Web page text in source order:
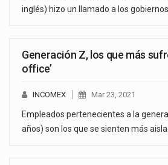
inglés) hizo un llamado a los
Generación Z, los que más
office’
INCOMEX Mar 23, 2021
Empleados pertenecientes a la
años) son los que se sienten más